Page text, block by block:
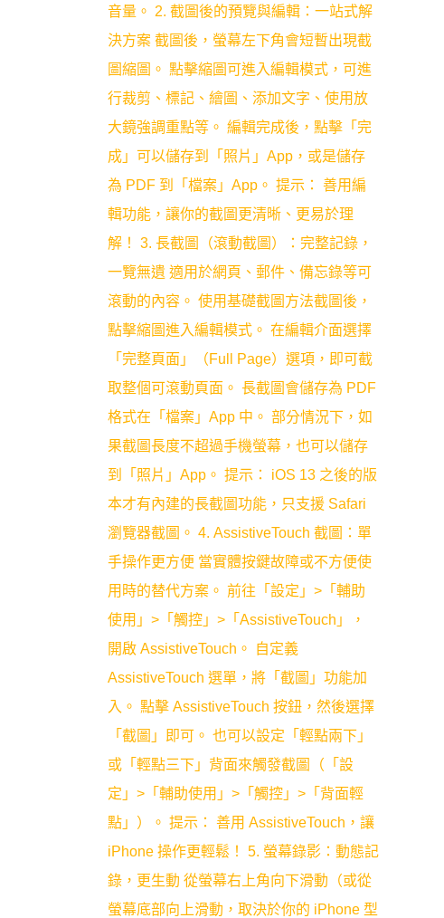
音量。 2. 截圖後的預覽與編輯：一站式解
決方案 截圖後，螢幕左下角會短暫出現截
圖縮圖。 點擊縮圖可進入編輯模式，可進
行裁剪、標記、繪圖、添加文字、使用放
大鏡強調重點等。 編輯完成後，點擊「完
成」可以儲存到「照片」App，或是儲存
為 PDF 到「檔案」App。 提示： 善用編
輯功能，讓你的截圖更清晰、更易於理
解！ 3. 長截圖（滾動截圖）：完整記錄，
一覽無遺 適用於網頁、郵件、備忘錄等可
滾動的內容。 使用基礎截圖方法截圖後，
點擊縮圖進入編輯模式。 在編輯介面選擇
「完整頁面」（Full Page）選項，即可截
取整個可滾動頁面。 長截圖會儲存為 PDF
格式在「檔案」App 中。 部分情況下，如
果截圖長度不超過手機螢幕，也可以儲存
到「照片」App。 提示： iOS 13 之後的版
本才有內建的長截圖功能，只支援 Safari
瀏覽器截圖。 4. AssistiveTouch 截圖：單
手操作更方便 當實體按鍵故障或不方便使
用時的替代方案。 前往「設定」>「輔助
使用」>「觸控」>「AssistiveTouch」，
開啟 AssistiveTouch。 自定義
AssistiveTouch 選單，將「截圖」功能加
入。 點擊 AssistiveTouch 按鈕，然後選擇
「截圖」即可。 也可以設定「輕點兩下」
或「輕點三下」背面來觸發截圖（「設
定」>「輔助使用」>「觸控」>「背面輕
點」）。 提示： 善用 AssistiveTouch，讓
iPhone 操作更輕鬆！ 5. 螢幕錄影：動態記
錄，更生動 從螢幕右上角向下滑動（或從
螢幕底部向上滑動，取決於你的 iPhone 型